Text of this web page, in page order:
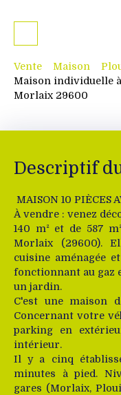
Vente Maison
Maison individuelle
Morlaix 29600
Descriptif
MAISON 10 PIÈCES
À vendre : venez
140 m² et de 587
Morlaix (29600).
cuisine aménagée
fonctionnant au gaz
un jardin.
C'est une maison
Concernant votre
parking en
intérieur.
Il y a cinq
minutes à pied.
gares (Morlaix,